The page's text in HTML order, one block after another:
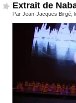
Extrait de
Par Jean-Jacques Birgé,